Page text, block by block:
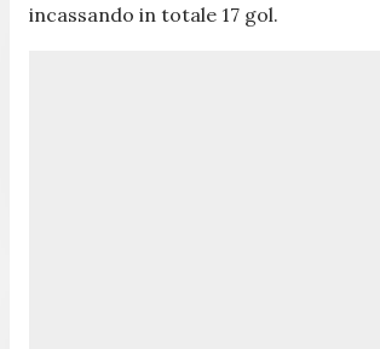
incassando in totale 17 gol.